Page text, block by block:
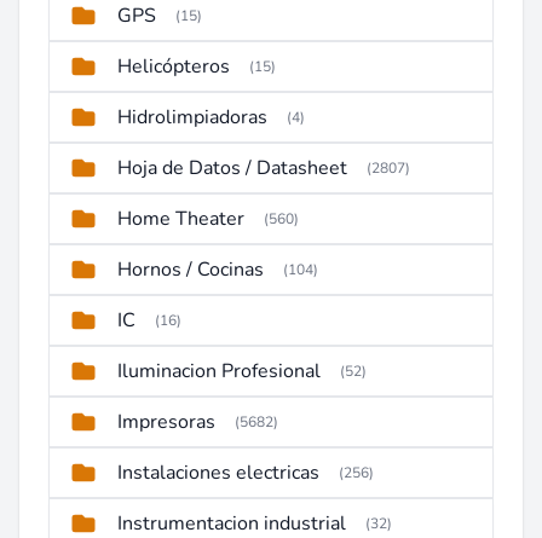
GPS (15)
Helicópteros (15)
Hidrolimpiadoras (4)
Hoja de Datos / Datasheet (2807)
Home Theater (560)
Hornos / Cocinas (104)
IC (16)
Iluminacion Profesional (52)
Impresoras (5682)
Instalaciones electricas (256)
Instrumentacion industrial (32)